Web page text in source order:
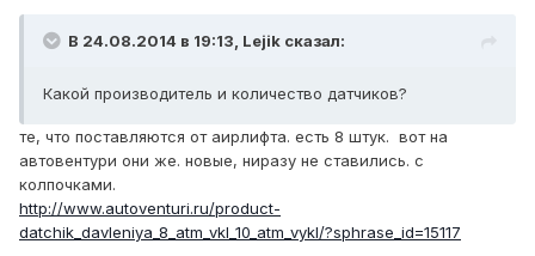
В 24.08.2014 в 19:13, Lejik сказал:
Какой производитель и количество датчиков?
те, что поставляются от аирлифта. есть 8 штук. вот на
автовентури они же. новые, ниразу не ставились. с
колпочками.
http://www.autoventuri.ru/product-
datchik_davleniya_8_atm_vkl_10_atm_vykl/?sphrase_id=15117